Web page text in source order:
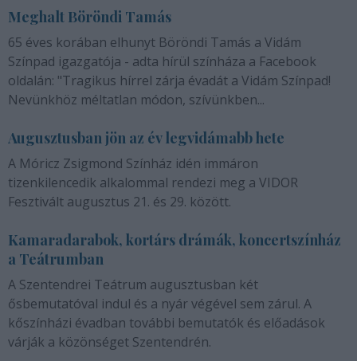
Meghalt Böröndi Tamás
65 éves korában elhunyt Böröndi Tamás a Vidám
Színpad igazgatója - adta hírül színháza a Facebook
oldalán: "Tragikus hírrel zárja évadát a Vidám Színpad!
Nevünkhöz méltatlan módon, szívünkben...
Augusztusban jön az év legvidámabb hete
A Móricz Zsigmond Színház idén immáron
tizenkilencedik alkalommal rendezi meg a VIDOR
Fesztivált augusztus 21. és 29. között.
Kamaradarabok, kortárs drámák, koncertszínház
a Teátrumban
A Szentendrei Teátrum augusztusban két
ősbemutatóval indul és a nyár végével sem zárul. A
kőszínházi évadban további bemutatók és előadások
várják a közönséget Szentendrén.